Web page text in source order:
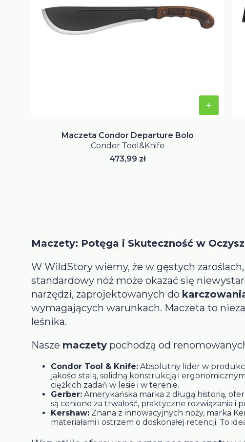
Maczeta Condor Departure Bolo
Condor Tool&Knife
Cena
473,99 zł
Maczety: Potęga i Skuteczność w
W WildStory wiemy, że w gęstych
standardowy nóż może okazać się
narzędzi, zaprojektowanych do
wymagających warunkach. Maczeta to
leśnika.
Nasze maczety pochodzą od
Condor Tool & Knife: Absolutny lider w
jakości stalą, solidną konstrukcją i
ciężkich zadań w lesie i w terenie.
Gerber: Amerykańska marka z długą historią,
są cenione za trwałość, praktyczne rozwiązania
Kershaw: Znana z innowacyjnych noży, marka
materiałami i ostrzem o doskonałej retencji. To